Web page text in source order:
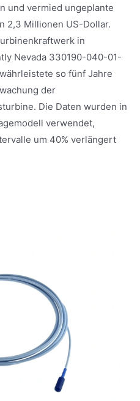
und vermied ungeplante
2,3 Millionen US-Dollar.
in
Nevada 330190-040-01-
so fünf Jahre
der
Die Daten wurden in
verwendet,
um 40% verlängert